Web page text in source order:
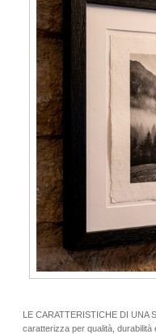
LE CARATTERISTICHE DI UNA
caratterizza per qualità,